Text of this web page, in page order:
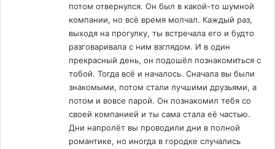
потом отвернулся. Он был в какой-то шумной
компании, но всё время молчал. Каждый раз,
выходя на прогулку, ты встречала его и будто
разговаривала с ним взглядом. И в один
прекрасный день, он подошёл познакомиться с
тобой. Тогда всё и началось. Сначала вы были
знакомыми, потом стали лучшими друзьями, а
потом и вовсе парой. Он познакомил тебя со
своей компанией и ты сама стала её частью.
Дни напролёт вы проводили дни в полной
романтике, но иногда в городке случались